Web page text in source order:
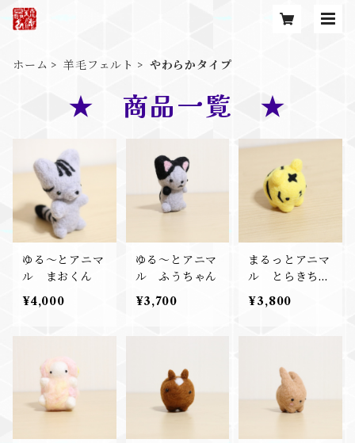
ホーム 羊毛フェルト やわらかタイプ
★ 商品一覧 ★
ゆる～とアニマ
ル まおくん
¥4,000
ゆる～とアニマ
ル ふうちゃん
¥3,700
まるっとアニマ
ル とらきちく
ん
¥3,800